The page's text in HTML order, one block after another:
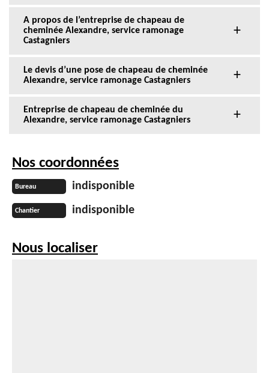
A propos de l’entreprise de chapeau de
cheminée Alexandre, service ramonage
Castagniers
Le devis d’une pose de chapeau de cheminée
Alexandre, service ramonage Castagniers
Entreprise de chapeau de cheminée du
Alexandre, service ramonage Castagniers
Nos coordonnées
Bureau indisponible
Chantier indisponible
Nous localiser